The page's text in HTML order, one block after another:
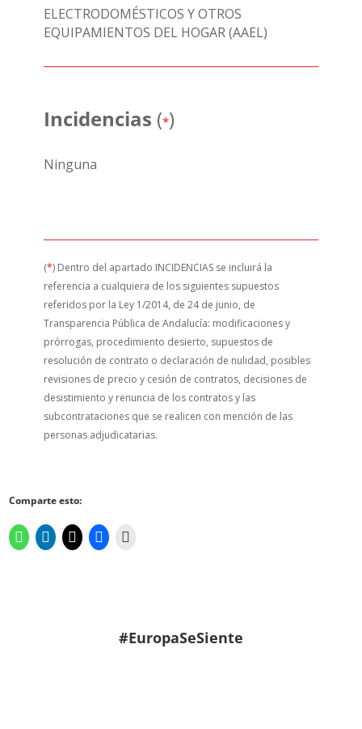
ELECTRODOMÉSTICOS Y OTROS
EQUIPAMIENTOS DEL HOGAR (AAEL)
Incidencias (*)
Ninguna
(*) Dentro del apartado INCIDENCIAS se incluirá la
referencia a cualquiera de los siguientes supuestos
referidos por la Ley 1/2014, de 24 de junio, de
Transparencia Pública de Andalucía: modificaciones y
prórrogas, procedimiento desierto, supuestos de
resolución de contrato o declaración de nulidad, posibles
revisiones de precio y cesión de contratos, decisiones de
desistimiento y renuncia de los contratos y las
subcontrataciones que se realicen con mención de las
personas adjudicatarias.
Comparte esto:
#EuropaSeSiente